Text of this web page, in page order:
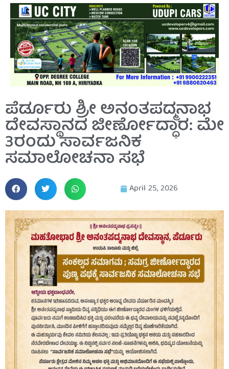
ಪೆರ್ಡೂರು ಶ್ರೀ‌ ಅನಂತಪದ್ಮನಾಭ
ದೇವಸ್ಥಾನದ ಜೀರ್ಣೋದ್ಧಾರ: ಮೇ
3ರಂದು ಸಾರ್ವಜನಿಕ
ಸಮಾಲೋಚನಾ ಸಭೆ
April 25, 2026